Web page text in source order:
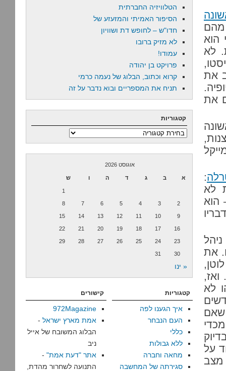
מהם
הוא
לא
את
את
:
לא
הוא
את
לא
שאם
על
מצב
הטלוויזיה החברתית
הסיפור האמיתי והמזעזע של
חדו"ש – לחופש דת ושוויון
לא מזיק ברובו
עמודו!
פרויקט בן יהודה
קרוא וכתוב, הבלוג של נעמה כרמי
תניח את המספריים ובוא נדבר על זה
קטגוריות
קטגוריות
אוגוסט 2026
א ב ג ד ה ו ש
1
2
3
4
5
6
7
8
9
10
11
12
13
14
15
16
17
18
19
20
21
22
23
24
25
26
27
28
29
30
31
« ינו
קטגוריות
איך הגענו לפה
העם הנבחר
כללי
ללא גבולות
מחאה וחברה
סגירתה של המחשבה
קישורים
972Magazine
אמת מארץ ישראל -
הבלוג המשובח של אייל
ניב
אתר "דעת אמת" -
התנועה לשחרור מהדת,